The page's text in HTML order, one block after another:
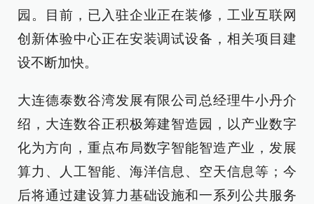
园。目前，已入驻企业正在装修，工业互联网
创新体验中心正在安装调试设备，相关项目建
设不断加快。
大连德泰数谷湾发展有限公司总经理牛小丹介
绍，大连数谷正积极筹建智造园，以产业数字
化为方向，重点布局数字智能智造产业，发展
算力、人工智能、海洋信息、空天信息等；今
后将通过建设算力基础设施和一系列公共服务